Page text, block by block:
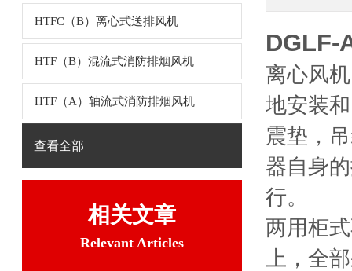
HTFC（B）离心式送排风机
HTF（B）混流式消防排烟风机
HTF（A）轴流式消防排烟风机
查看全部
相关文章
Relevant Articles
DGLF-
离心风
地安装
震垫，
器自身
行。
两用柜
上，全